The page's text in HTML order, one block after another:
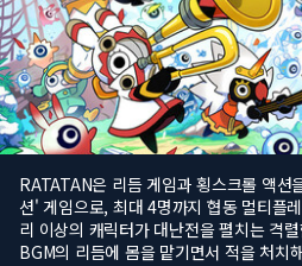
RATATAN은 리듬 게임과 횡스크롤 액션
션' 게임으로, 최대 4명까지 협동 멀티플
리 이상의 캐릭터가 대난전을 펼치는 격
BGM의 리듬에 몸을 맡기면서 적을 처치